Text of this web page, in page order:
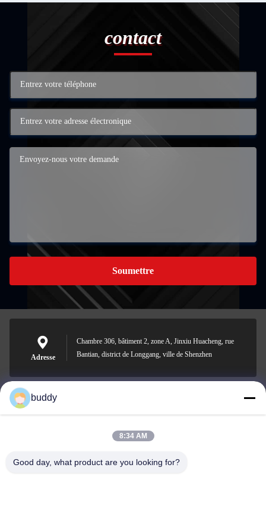
contact
Soumettre
Adresse
Chambre 306, bâtiment 2, zone A, Jinxiu Huacheng, rue
Bantian, district de Longgang, ville de Shenzhen
info@yimabattery.com
buddy
8:34 AM
Good day, what product are you looking for?